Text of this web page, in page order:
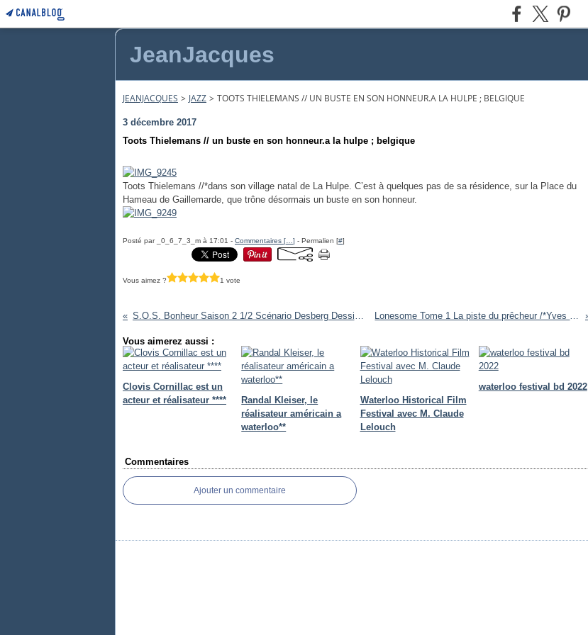
JeanJacques
JEANJACQUES > JAZZ > TOOTS THIELEMANS // UN BUSTE EN SON HONNEUR.A LA HULPE ; BELGIQUE
3 décembre 2017
Toots Thielemans // un buste en son honneur.a la hulpe ; belgique
Toots Thielemans //*dans son village natal de La Hulpe. C’est à quelques pas de sa résidence, sur la Place du
Hameau de Gaillemarde, que trône désormais un buste en son honneur.
Posté par _0_6_7_3_m à 17:01 - Commentaires [ ] - Permalien [#]
Vous aimez ? 1 vote
S.O.S. Bonheur Saison 2 1/2 Scénario Desberg Dessin Griffo Lonesome Tome 1 La piste du prêcheur /*Yves Swolfs
Vous aimerez aussi :
Clovis Cornillac est un
acteur et réalisateur ****
Randal Kleiser, le
réalisateur américain a
waterloo**
Waterloo Historical Film
Festival avec M. Claude
Lelouch
waterloo festival bd 2022
Commentaires
Ajouter un commentaire